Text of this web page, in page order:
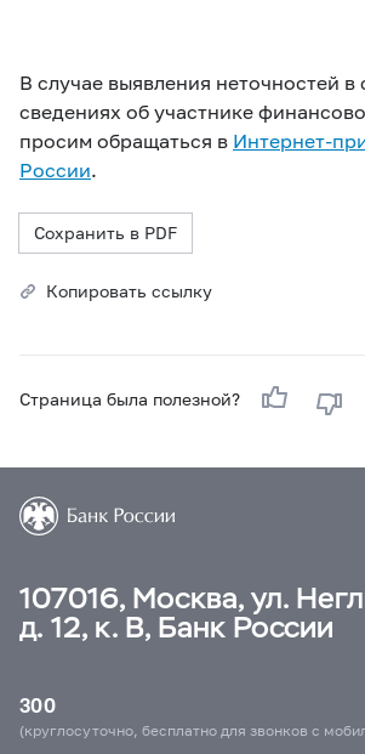
В случае выявления неточностей
сведениях об участнике
просим обращаться в Интернет-
России.
Сохранить в PDF
Копировать ссылку
Страница была полезной?
107016, Москва, ул.
д. 12, к. В, Банк России
300
(круглосуточно, бесплатно для звонков с